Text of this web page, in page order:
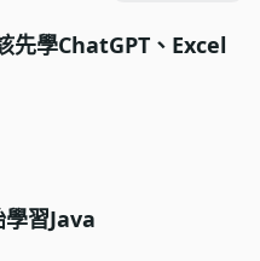
先學ChatGPT、Excel
習Java